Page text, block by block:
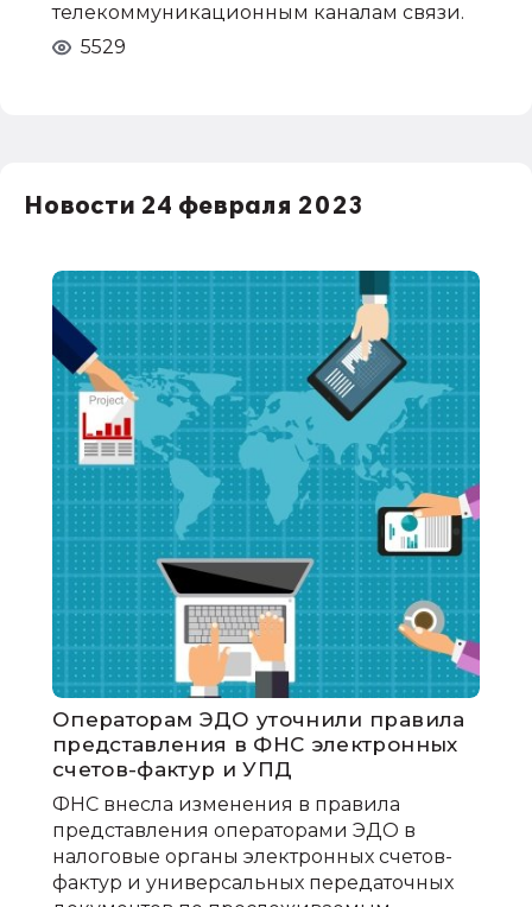
телекоммуникационным каналам связи.
5529
Новости 24 февраля 2023
Операторам ЭДО уточнили правила
представления в ФНС электронных
счетов-фактур и УПД
ФНС внесла изменения в правила
представления операторами ЭДО в
налоговые органы электронных счетов-
фактур и универсальных передаточных